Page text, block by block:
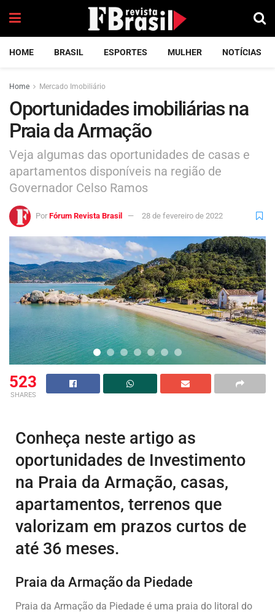
HOME BRASIL ESPORTES MULHER NOTÍCIAS
Home Mercado Imobiliário
Oportunidades imobiliárias na
Praia da Armação
Veja algumas das oportunidades de casas e
apartamentos disponíveis na região de
Governador Celso Ramos
Por Fórum Revista Brasil 28 de fevereiro de 2022
523
SHARES
Conheça neste artigo as
oportunidades de Investimento
na Praia da Armação, casas,
apartamentos, terrenos que
valorizam em prazos curtos de
até 36 meses.
Praia da Armação da Piedade
Praia da Armação da Piedade é uma praia do litoral do